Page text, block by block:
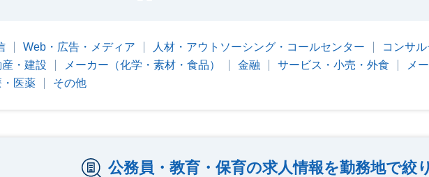
Web・広告・メディア 人材・アウトソーシング・コールセンター
コンサ
・建設
メーカー（化学・素材・食品） 金融 サービス・小売・外食
メ
・医薬
その他
公務員・教育・保育の求人情報を勤務地で絞